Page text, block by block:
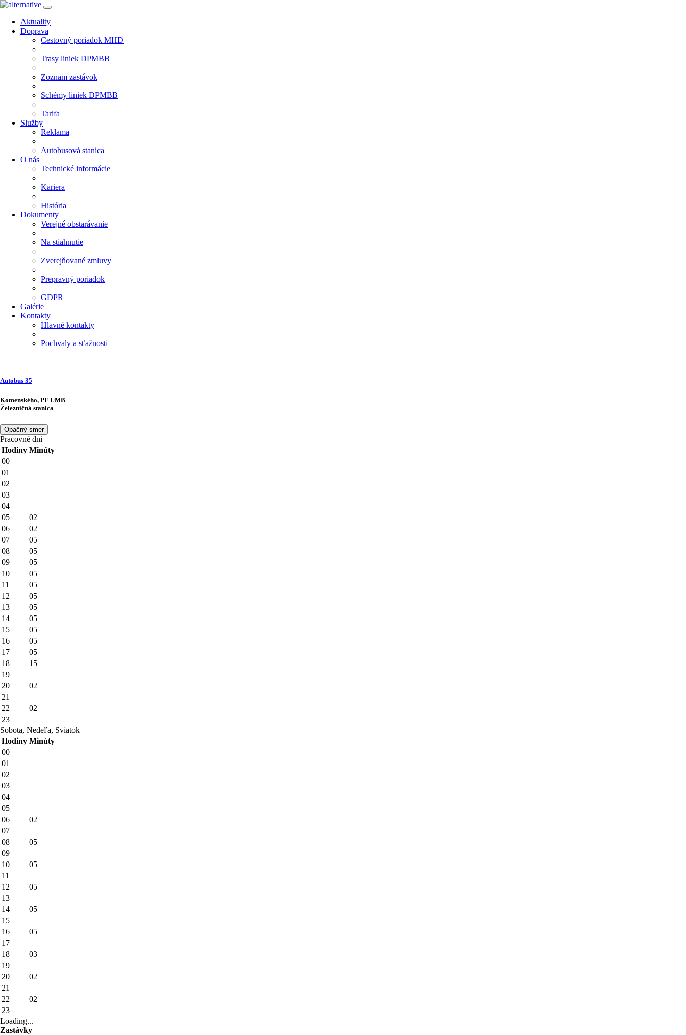
Aktuality
Doprava
Cestovný poriadok MHD
Trasy liniek DPMBB
Zoznam zastávok
Schémy liniek DPMBB
Tarifa
Služby
Reklama
Autobusová stanica
O nás
Technické informácie
Kariera
História
Dokumenty
Verejné obstarávanie
Na stiahnutie
Zverejňované zmluvy
Prepravný poriadok
GDPR
Galérie
Kontakty
Hlavné kontakty
Pochvaly a sťažnosti
Autobus 35
Komenského, PF UMB
Železničná stanica
Opačný smer
Pracovné dni
Hodiny Minúty
00
01
02
03
04
05
02
06
02
07
05
08
05
09
05
10
05
11
05
12
05
13
05
14
05
15
05
16
05
17
05
18
15
19
20
02
21
22
02
23
Sobota, Nedeľa, Sviatok
Hodiny Minúty
00
01
02
03
04
05
06
02
07
08
05
09
10
05
11
12
05
13
14
05
15
16
05
17
18
03
19
20
02
21
22
02
23
Loading...
Zastávky